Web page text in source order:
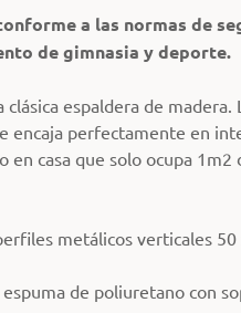
a las normas de
de gimnasia y deporte.
espaldera de
perfectamente en
casa que solo ocupa 1m2
metálicos verticales
de poliuretano con